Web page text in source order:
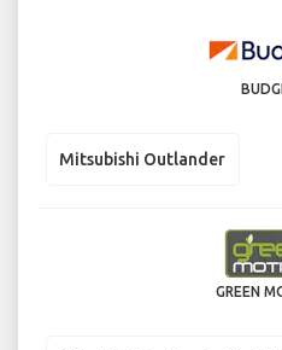
Mitsubishi Outlander
GREEN